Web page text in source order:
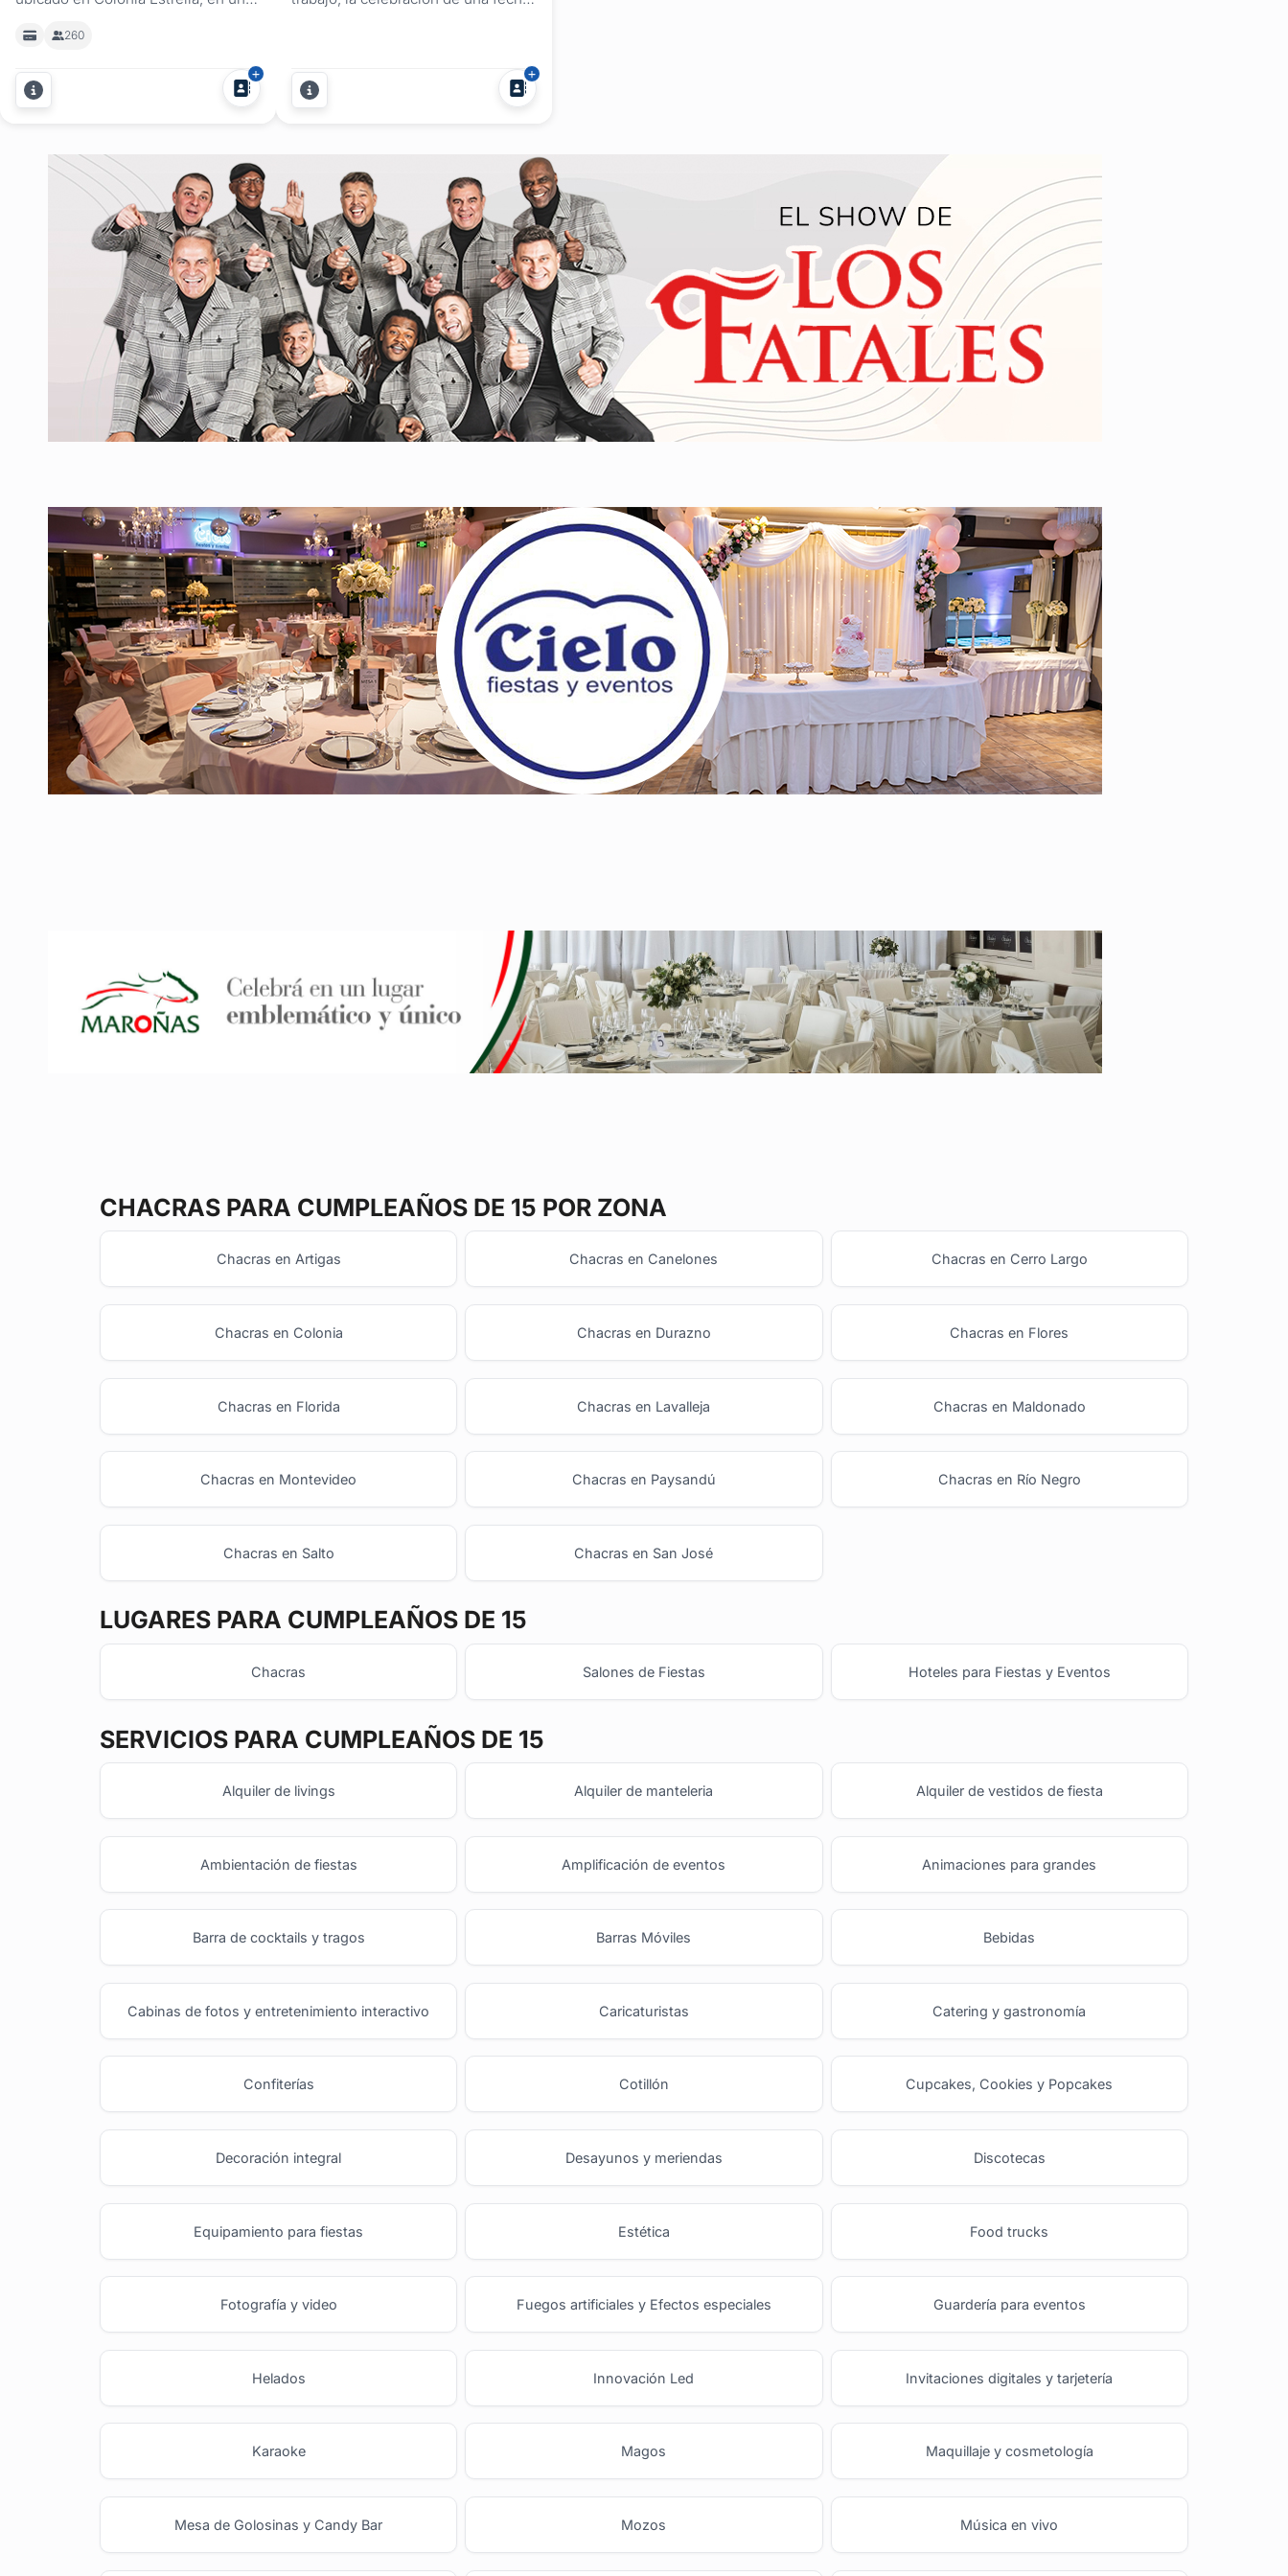
metros se encuentra la Capilla de
San Roque, ideal para celebrar la
ceremonia religiosa y luego festejar
en nuestro local. Contamos con
mobiliario, servicio de...
260
establecimiento está adaptado para
realizar eventos como casamientos
CHACRAS PARA CUMPLEAÑOS DE 15 POR ZONA
Chacras en Artigas Chacras en Canelones Chacras en Cerro Largo
Chacras en Colonia Chacras en Durazno Chacras en Flores
Chacras en Florida Chacras en Lavalleja Chacras en Maldonado
Chacras en Montevideo Chacras en Paysandú Chacras en Río Negro
Chacras en Salto Chacras en San José
LUGARES PARA CUMPLEAÑOS DE 15
Chacras Salones de Fiestas Hoteles para Fiestas y Eventos
SERVICIOS PARA CUMPLEAÑOS DE 15
Alquiler de livings Alquiler de manteleria Alquiler de vestidos de fiesta
Ambientación de fiestas Amplificación de eventos Animaciones para grandes
Barra de cocktails y tragos Barras Móviles Bebidas
Cabinas de fotos y entretenimiento interactivo Caricaturistas Catering y gastronomía
Confiterías Cotillón Cupcakes, Cookies y Popcakes
Decoración integral Desayunos y meriendas Discotecas
Equipamiento para fiestas Estética Food trucks
Fotografía y video Fuegos artificiales y Efectos especiales Guardería para eventos
Helados Innovación Led Invitaciones digitales y tarjetería
Karaoke Magos Maquillaje y cosmetología
Mesa de Golosinas y Candy Bar Mozos Música en vivo